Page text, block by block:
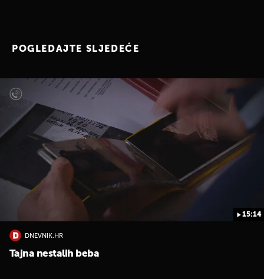
POGLEDAJTE SLJEDEĆE
15:14
DNEVNIK.HR
Tajna nestalih beba